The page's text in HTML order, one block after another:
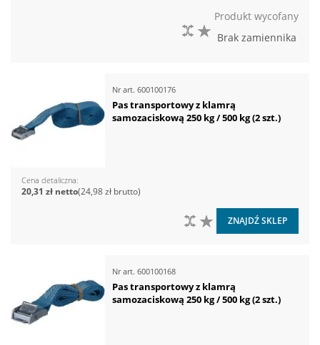
DO PORÓWNANIA
Produkt wycofany
Brak zamiennika
Nr art. 600100176
Pas transportowy z klamrą
samozaciskową 250 kg / 500 kg (2 szt.)
Cena detaliczna
24,98 zł
20,31 zł
DO LISTY ŻYCZEŃ
DO PORÓWNANIA
ZNAJDŹ SKLEP
Nr art. 600100168
Pas transportowy z klamrą
samozaciskową 250 kg / 500 kg (2 szt.)